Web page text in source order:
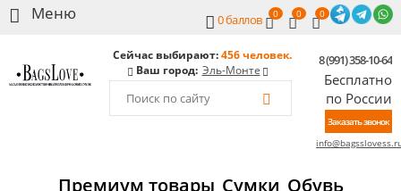
0баллов 0 0 0
Сейчас выбирают:456 человек.
Ваш город: Эль-Монте
8 (991) 358-10-64
Бесплатно
по России
Заказать звонок
Премиум товары Сумки Обувь